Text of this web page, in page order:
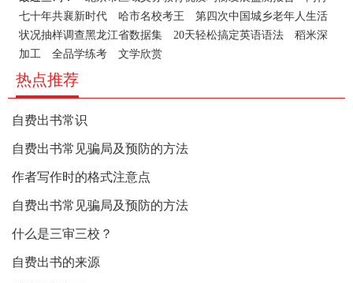
七十年共襄新时代
哈市名校考王
第四次中国城乡老年人生活
状况抽样调查黑龙江省数据集
20天轻松搞定英语语法
稻米深
加工
全品学练考 文学欣赏
热点推荐
自费出书常识
自费出书常见骗局及预防的方法
作者写作时的格式注意点
自费出书常见骗局及预防的方法
什么是三审三校？
自费出书的来源